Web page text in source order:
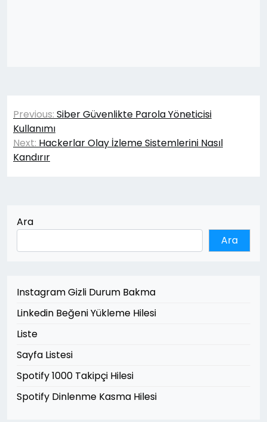
Yazı
gezinmesi
Previous: Siber Güvenlikte Parola Yöneticisi
Kullanımı
Next: Hackerlar Olay İzleme Sistemlerini Nasıl
Kandırır
Ara
Ara
Instagram Gizli Durum Bakma
Linkedin Beğeni Yükleme Hilesi
Liste
Sayfa Listesi
Spotify 1000 Takipçi Hilesi
Spotify Dinlenme Kasma Hilesi